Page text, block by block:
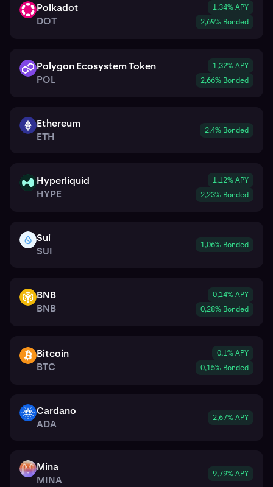
DOT
Polkadot
DOT
1,34% APY
2,69% Bonded
POL
Polygon Ecosystem Token
POL
1,32% APY
2,66% Bonded
ETH
Ethereum
ETH
2,4% Bonded
HYPE
Hyperliquid
HYPE
1,12% APY
2,23% Bonded
SUI
Sui
SUI
1,06% Bonded
BNB
BNB
BNB
0,14% APY
0,28% Bonded
BTC
Bitcoin
BTC
0,1% APY
0,15% Bonded
ADA
Cardano
ADA
2,67% APY
MINA
Mina
MINA
9,79% APY